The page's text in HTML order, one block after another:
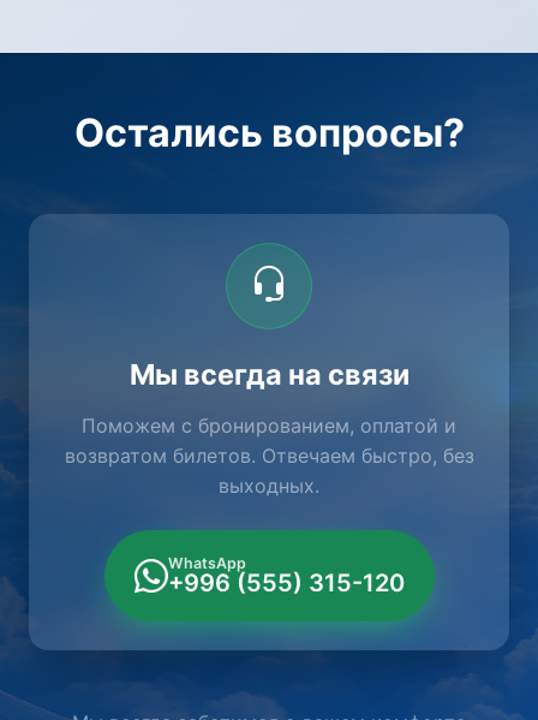
Остались вопросы?
Мы всегда на связи
Поможем с бронированием, оплатой и
возвратом билетов. Отвечаем быстро, без
выходных.
WhatsApp
+996 (555) 315-120